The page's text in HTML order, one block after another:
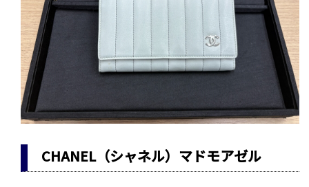
CHANEL（シャネル）マドモアゼル